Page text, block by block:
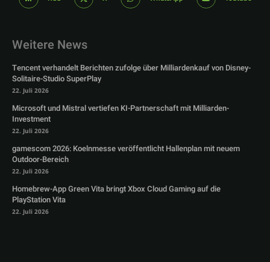
Weitere News
Tencent verhandelt Berichten zufolge über Milliardenkauf von Disney-
Solitaire-Studio SuperPlay
22. Juli 2026
Microsoft und Mistral vertiefen KI-Partnerschaft mit Milliarden-
Investment
22. Juli 2026
gamescom 2026: Koelnmesse veröffentlicht Hallenplan mit neuem
Outdoor-Bereich
22. Juli 2026
Homebrew-App Green Vita bringt Xbox Cloud Gaming auf die
PlayStation Vita
22. Juli 2026